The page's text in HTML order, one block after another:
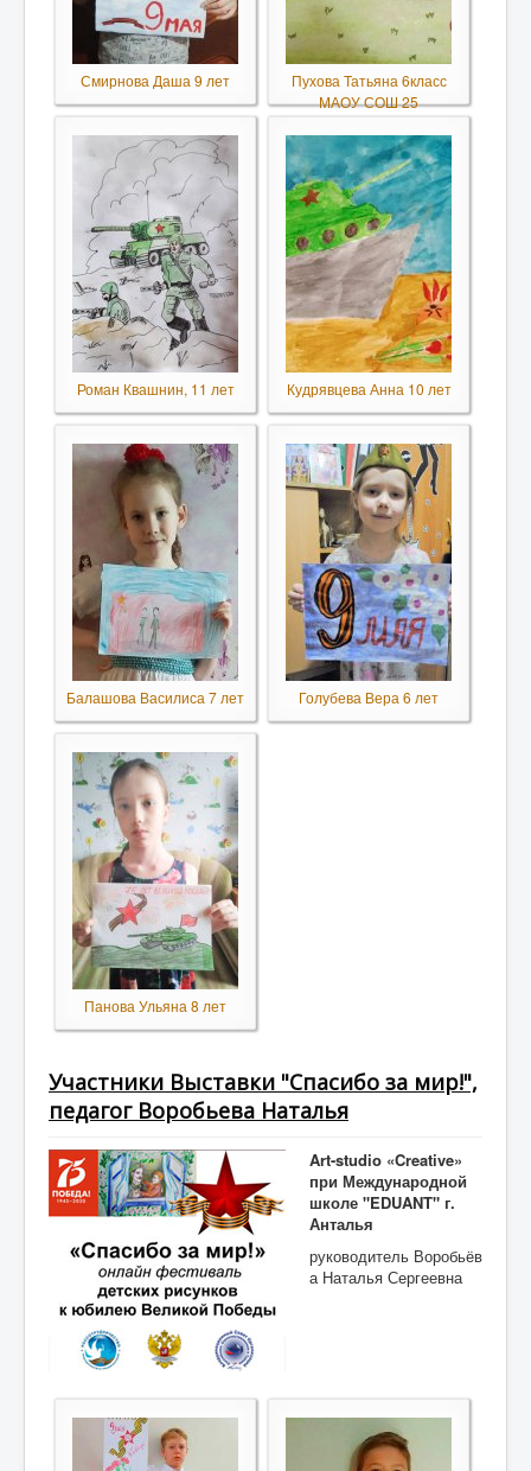
Смирнова Даша 9 лет
Пухова Татьяна 6класс
МАОУ СОШ 25
Роман Квашнин, 11 лет Кудрявцева Анна 10 лет
Балашова Василиса 7 лет Голубева Вера 6 лет
Панова Ульяна 8 лет
Участники Выставки "Спасибо за мир!",
педагог Воробьева Наталья
Art-studio «Creative»
при Международной
школе "EDUANT" г.
Анталья
руководитель Воробьёв
а Наталья Сергеевна